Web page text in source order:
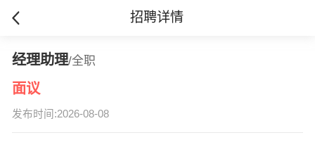
招聘详情
经理助理/全职
面议
发布时间:2026-08-08